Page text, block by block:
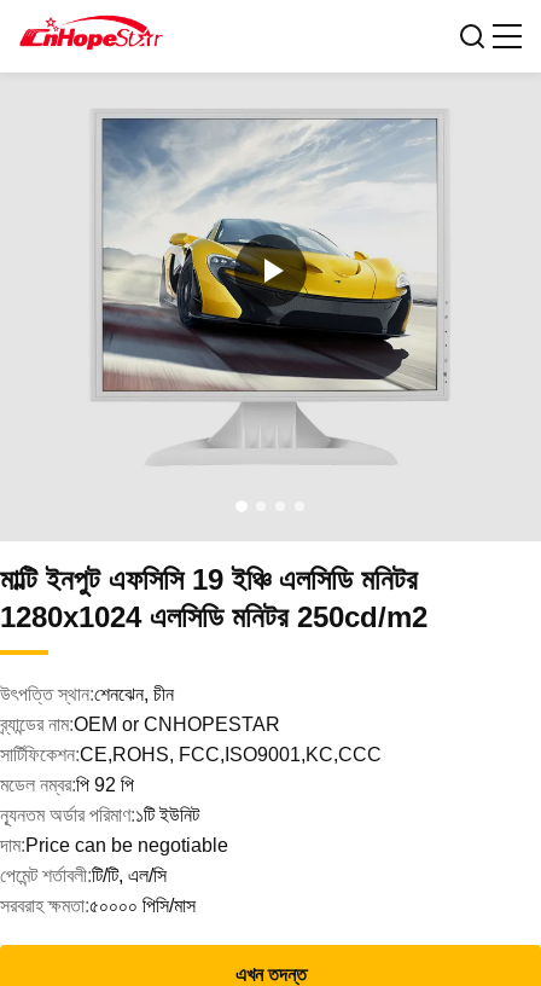
মাল্টি ইনপুট এফসিসি 19 ইঞ্চি এলসিডি মনিটর
1280x1024 এলসিডি মনিটর 250cd/m2
উৎপত্তি স্থান:শেনঝেন, চীন
ব্র্যান্ডের নাম:OEM or CNHOPESTAR
সার্টিফিকেশন:CE,ROHS, FCC,ISO9001,KC,CCC
মডেল নম্বর:পি 92 পি
ন্যূনতম অর্ডার পরিমাণ:১টি ইউনিট
দাম:Price can be negotiable
পেমেন্ট শর্তাবলী:টি/টি, এল/সি
সরবরাহ ক্ষমতা:৫০০০০ পিসি/মাস
এখন তদন্ত